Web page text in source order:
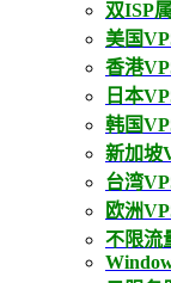
双ISP
美国
香港
日本
韩国
新加坡
台湾
欧洲
不限流